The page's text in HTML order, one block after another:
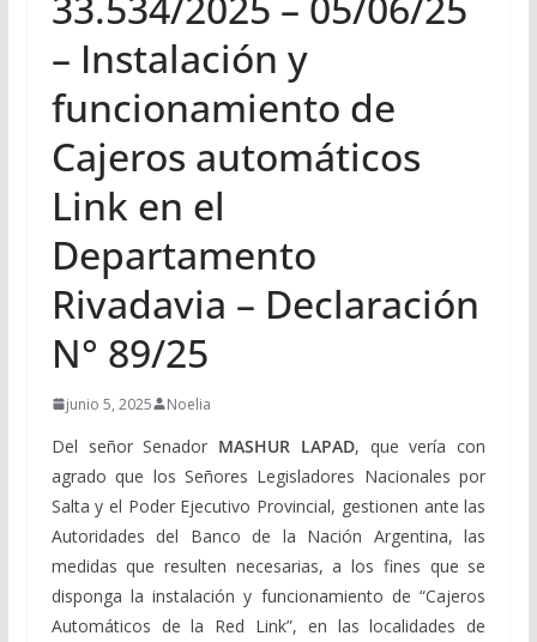
– Instalación y
funcionamiento de
Cajeros automáticos
Link en el
Departamento
Rivadavia – Declaración
N° 89/25
junio 5, 2025 Noelia
Del señor Senador MASHUR LAPAD, que vería con
agrado que los Señores Legisladores Nacionales por
Salta y el Poder Ejecutivo Provincial, gestionen ante las
Autoridades del Banco de la Nación Argentina, las
medidas que resulten necesarias, a los fines que se
disponga la instalación y funcionamiento de “Cajeros
Automáticos de la Red Link”, en las localidades de